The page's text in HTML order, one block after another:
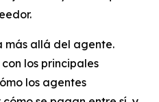
más allá del agente.
los principales
los agentes